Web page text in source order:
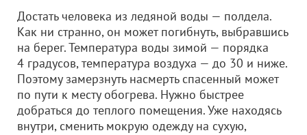
Достать человека из ледяной воды — полдела.
Как ни странно, он может погибнуть, выбравшись
на берег. Температура воды зимой — порядка
4 градусов, температура воздуха — до 30 и ниже.
Поэтому замерзнуть насмерть спасенный может
по пути к месту обогрева. Нужно быстрее
добраться до теплого помещения. Уже находясь
внутри, сменить мокрую одежду на сухую,